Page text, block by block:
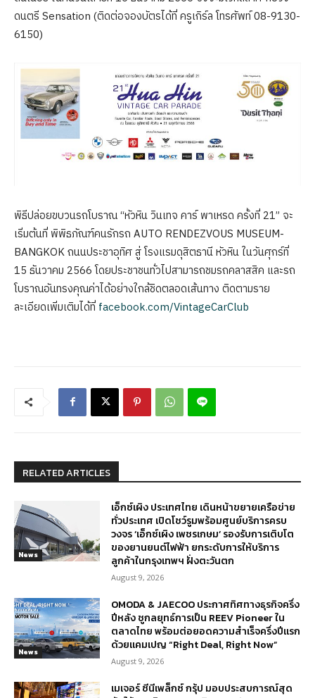
ดนตรี Sensation (ติดต่อจองบัตรได้ที่ ครูเกิร์ล โทรศัพท์ 08-9130-
6150)
พิธีปล่อยขบวนรถโบราณ “หัวหิน วินเทจ คาร์ พาเหรด ครั้งที่ 21” จะ
เริ่มต้นที่ พิพิธภัณฑ์คนรักรถ AUTO RENDEZVOUS MUSEUM-
BANGKOK ถนนประชาอุทิศ สู่ โรงแรมดุสิตธานี หัวหิน ในวันศุกร์ที่
15 ธันวาคม 2566 โดยประชาชนทั่วไปสามารถชมรถคลาสสิค และรถ
โบราณอันทรงคุณค่าได้อย่างใกล้ชิดตลอดเส้นทาง ติดตามราย
ละเอียดเพิ่มเติมได้ที่ facebook.com/VintageCarClub
RELATED ARTICLES
News
เอ็กซ์เผิง ประเทศไทย เดินหน้าขยายเครือข่าย
ทั่วประเทศ เปิดโชว์รูมพร้อมศูนย์บริการครบ
วงจร ‘เอ็กซ์เผิง เพชรเกษม’ รองรับการเติบโต
ของยานยนต์ไฟฟ้า ยกระดับการให้บริการ
ลูกค้าในกรุงเทพฯ ฝั่งตะวันตก
August 9, 2026
News
OMODA & JAECOO ประกาศทิศทางธุรกิจครึ่ง
ปีหลัง ชูกลยุทธ์การเป็น REEV Pioneer ใน
ตลาดไทย พร้อมต่อยอดความสำเร็จครึ่งปีแรก
ด้วยแคมเปญ “Right Deal, Right Now”
August 9, 2026
เมเจอร์ ซีนีเพล็กซ์ กรุ้ป มอบประสบการณ์สุด